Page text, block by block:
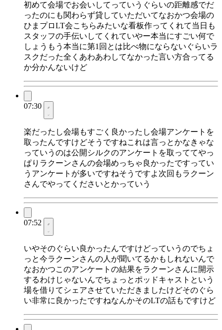
初めて会場でお会いしてっていうぐらいの距離感でだ
ったのにも関わらず貸していただいてなおかつ会場の
ひまプロLT会こちらみたいな看板作ってくれて当日も
スタッフの手伝いしてくれていやー本当にすごい何で
しょうもう本当に第1回とは比べ物にならないぐらいラ
スクだった全くあわあわしてなかった言い方合ってる
か分かんないけど
07:30
楽だったし会場もすごく良かったし会場アンケートを
取ったんですけどそうですねこれは言っとかなきゃな
っていうのは公開シルクのアンケートを取っててやっ
ぱりラクーンさんの会場めっちゃ良かったですってい
うアンケートが多いですねそうですよ次回もラクーン
さんでやってくださいとかっていう
07:52
いやそのぐらい良かったんですけどっていうのでちょ
っと今ラクーンさんの人が聞いてるかもしれないんで
なおかつこのアンケートの結果をラクーンさんに開示
するわけじゃないんでちょっとポッドキャストという
場を借りてシェアさせていただきましたけどそのぐら
い非常に良かったですねなんかそのLTの話もですけど